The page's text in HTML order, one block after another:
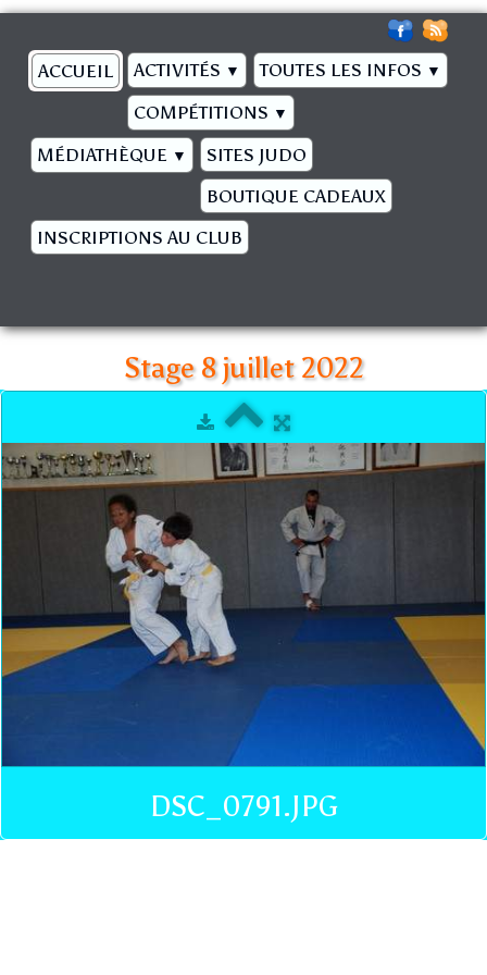
ACCUEIL ACTIVITÉS ▼ TOUTES LES INFOS ▼
COMPÉTITIONS ▼
MÉDIATHÈQUE ▼
SITES JUDO
BOUTIQUE CADEAUX
INSCRIPTIONS AU CLUB
Stage 8 juillet 2022
DSC_0791.JPG